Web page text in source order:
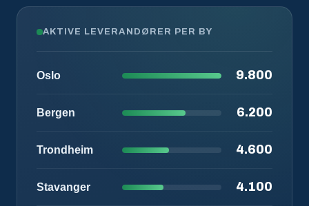
AKTIVE LEVERANDØRER PER BY
Oslo 9.800
Bergen 6.200
Trondheim 4.600
Stavanger 4.100